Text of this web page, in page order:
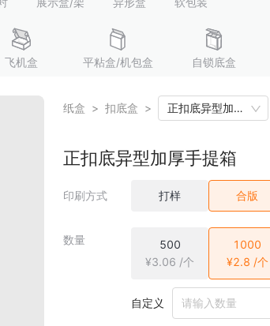
飞机盒 平粘盒/机包盒 自锁底盒
纸盒 > 扣底盒 > 正扣底异型加厚手提箱
正扣底异型加厚手提箱
印刷方式 打样 合版
数量
500
¥3.06 /个
1000
¥2.8 /个
自定义